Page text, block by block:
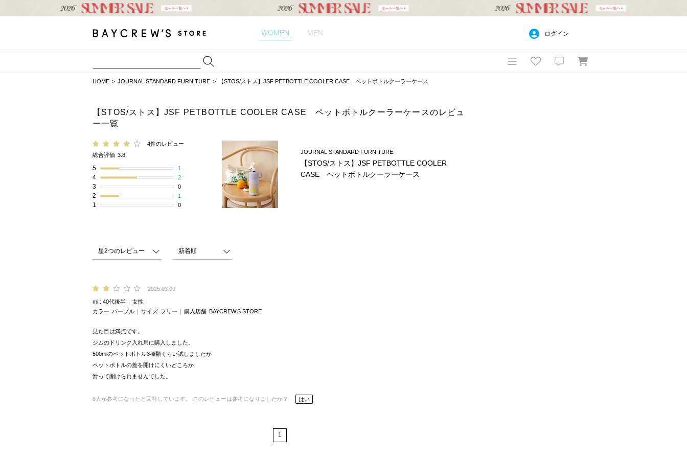
WOMEN MEN ログイン
HOME JOURNAL STANDARD FURNITURE 【STOS/ストス】JSF PETBOTTLE COOLER CASE ペットボトルクーラーケース
【STOS/ストス】JSF PETBOTTLE COOLER CASE ペットボトルクーラーケースのレビュ
ー一覧
4件のレビュー
総合評価 3.8
5 1
4 2
3 0
2 1
1 0
JOURNAL STANDARD FURNITURE
【STOS/ストス】JSF PETBOTTLE COOLER
CASE ペットボトルクーラーケース
2025.03.09
mi 40代後半
女性
カラー パープル サイズ フリー 購入店舗 BAYCREW’S STORE
見た目は満点です。
ジムのドリンク入れ用に購入しました。
500mlのペットボトル3種類くらい試しましたが
ペットボトルの蓋を開けにくいどころか
滑って開けられませんでした。
8 人が参考になったと回答しています。 このレビューは参考になりましたか？ はい
1